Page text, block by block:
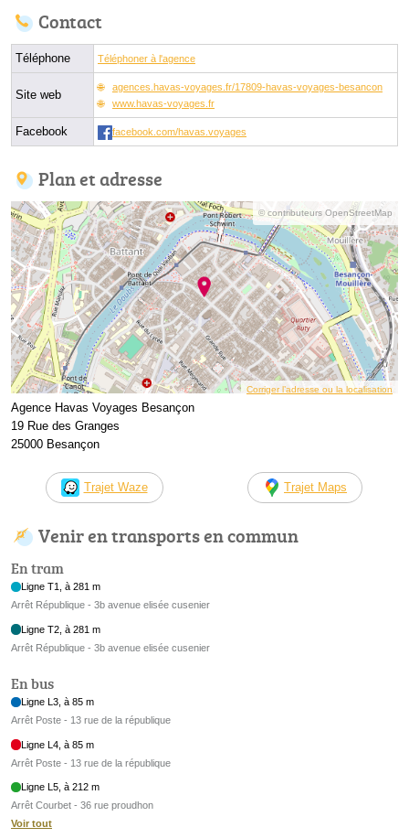
Contact
Téléphone Téléphoner à l'agence
Site web
agences.havas-voyages.fr/17809-havas-voyages-besancon
www.havas-voyages.fr
Facebook facebook.com/havas.voyages
Plan et adresse
© contributeurs OpenStreetMap
Corriger l’adresse ou la localisation
Agence Havas Voyages Besançon
19 Rue des Granges
25000 Besançon
Trajet Waze Trajet Maps
Venir en transports en commun
En tram
Ligne T1, à 281 m
Arrêt République - 3b avenue elisée cusenier
Ligne T2, à 281 m
Arrêt République - 3b avenue elisée cusenier
En bus
Ligne L3, à 85 m
Arrêt Poste - 13 rue de la république
Ligne L4, à 85 m
Arrêt Poste - 13 rue de la république
Ligne L5, à 212 m
Arrêt Courbet - 36 rue proudhon
Voir tout